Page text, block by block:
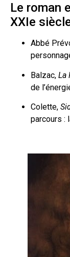
Le roman
XXIe
Abbé
Balzac, La
de
Colette,
parcours :